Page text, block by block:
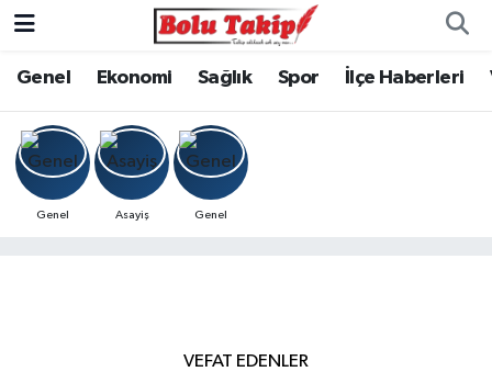
Genel Ekonomi Sağlık Spor İlçe Haberleri
Genel Asayiş Genel
VEFAT EDENLER